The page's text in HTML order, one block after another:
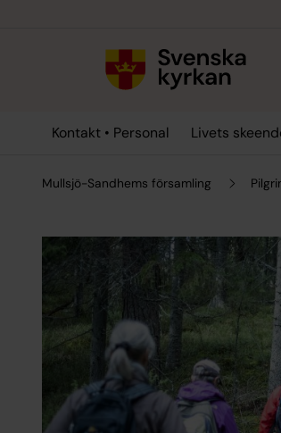
Kontakt • Personal Livets
Mullsjö-Sandhems församling